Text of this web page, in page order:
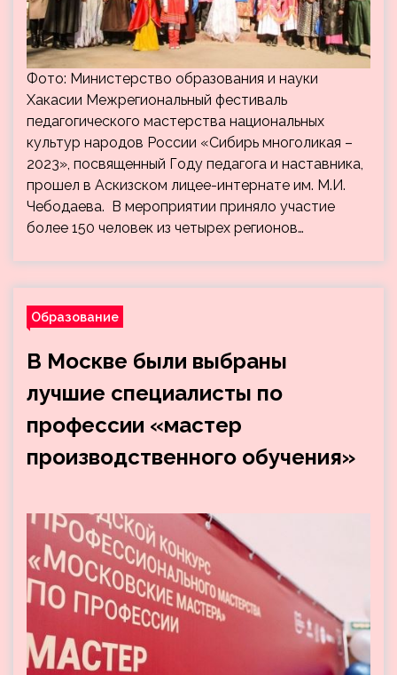
Фото: Министерство образования и науки
Хакасии Межрегиональный фестиваль
педагогического мастерства национальных
культур народов России «Сибирь многоликая –
2023», посвященный Году педагога и наставника,
прошел в Аскизском лицее-интернате им. М.И.
Чебодаева. В мероприятии приняло участие
более 150 человек из четырех регионов…
Образование
В Москве были выбраны
лучшие специалисты по
профессии «мастер
производственного обучения»